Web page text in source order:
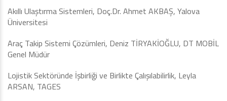
Akıllı Ulaştırma Sistemleri, Doç.Dr. Ahmet AKBAŞ, Yalova
Üniversitesi
Araç Takip Sistemi Çözümleri, Deniz TİRYAKİOĞLU, DT MOBİL
Genel Müdür
Lojistik Sektöründe İşbirliği ve Birlikte Çalışılabilirlik, Leyla
ARSAN, TAGES